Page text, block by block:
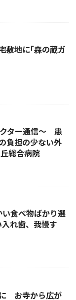
敷地に｢森の蔵ガ
クター通信〜 患
負担の少ない外
総合病院
食べ物ばかり選
れ歯、我慢す
お寺から広が